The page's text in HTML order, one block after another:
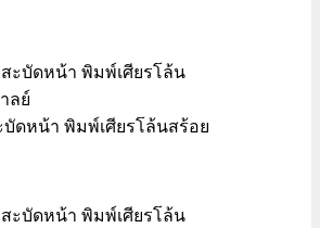
ดหน้า พิมพ์เศียรโล้นสร้อย